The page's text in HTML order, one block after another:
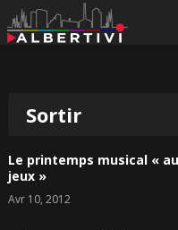
Sortir
Le printemps musical «
jeux »
Avr 10, 2012